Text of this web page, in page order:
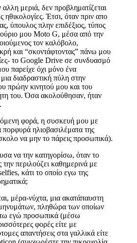
μεριά, δεν προβληματίζεται
ηθικολογίες. Έτσι, όταν πριν απο
ύπουλος πλην επιδέξιος, τύπος
μου Moto G, μέσα από την
τον καλόβολο,
και “σκοντάφτοντας” πάνω μου
το Google Drive σε συνδυασμό
παρείχε όχι μόνο ένα
διαδραστική πύλη στην
πρώην κινητού μου και του
του. Όσα ακολούθησαν, ήταν
φορά, η συσκευή μου με
πορφυρά ηλιοβασιλέματα της
να μην το πάρεις προσωπικά).
να την κατηγορίσω, όταν το
την περιλούζει καθημερινά με
κάτι το οποίο εγω της
μέρα-νύχτα, μια ακατάπαυστη
πληθώρα των οποίων
εγώ προσωπικά (μέσω
φορές είτε με
απαντήσεις στα γαλλικά είτε